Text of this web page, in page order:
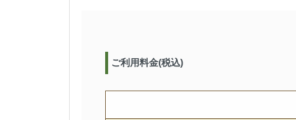
ご利用料金(税込)